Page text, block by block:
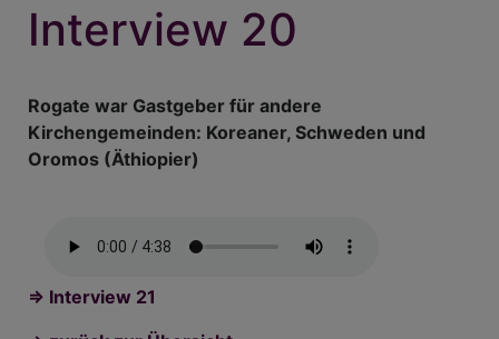
Interview 20
Rogate war Gastgeber für andere
Kirchengemeinden: Koreaner, Schweden und
Oromos (Äthiopier)
=> Interview 21